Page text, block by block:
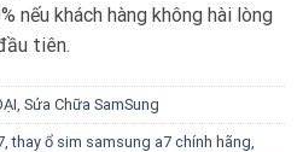
nếu khách hàng không hài lòng
tiên.
Sửa Chữa SamSung
,thay ổ sim samsung a7 chính hãng